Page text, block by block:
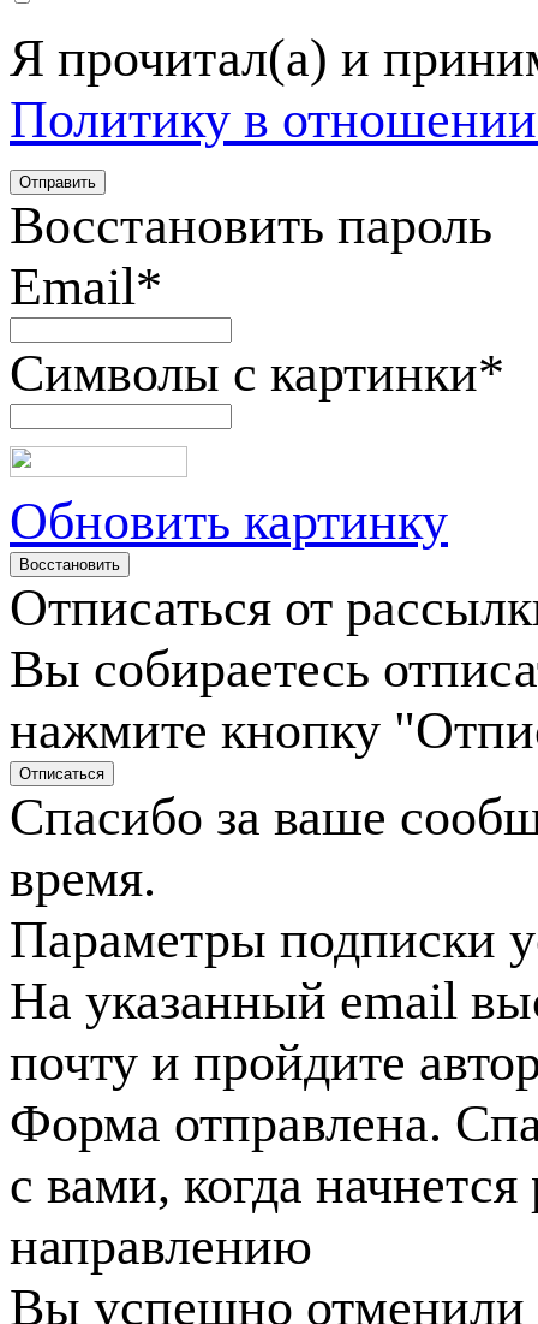
Я прочитал(а) и
Политику в
Восстановить пароль
Email*
Символы с картинки*
Обновить картинку
Отписаться от
Вы собираетесь
нажмите кнопку
Спасибо за ваше
время.
Параметры подписки
На указанный email
почту и пройдите
Форма отправлена.
с вами, когда
направлению
Вы успешно отменили